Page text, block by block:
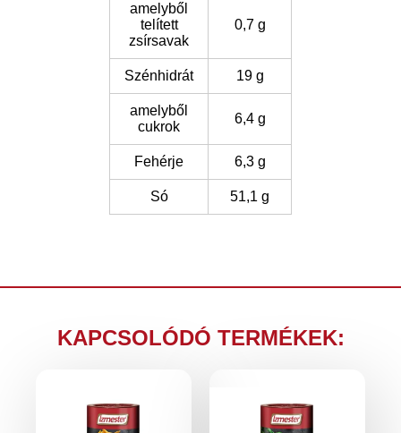
amelyből
telített
zsírsavak
0,7 g
Szénhidrát 19 g
amelyből
cukrok
6,4 g
Fehérje 6,3 g
Só 51,1 g
KAPCSOLÓDÓ TERMÉKEK: